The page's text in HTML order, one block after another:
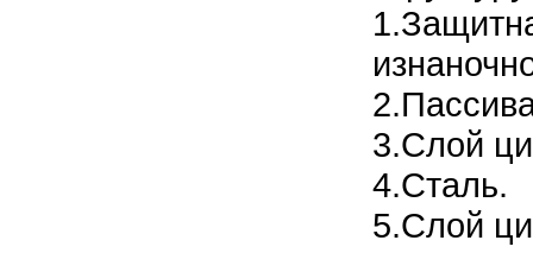
3.Слой
4.Сталь.
5.Слой